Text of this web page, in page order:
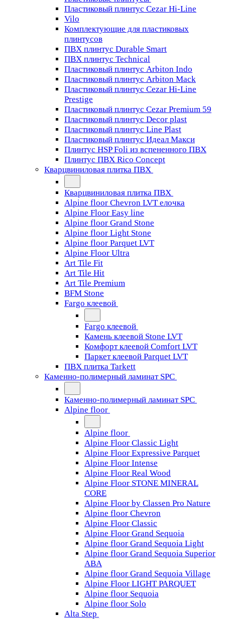
Пластиковый плинтус Cezar Hi-Line
Vilo
Комплектующие для пластиковых
плинтусов
ПВХ плинтус Durable Smart
ПВХ плинтус Technical
Пластиковый плинтус Arbiton Indo
Пластиковый плинтус Arbiton Mack
Пластиковый плинтус Cezar Hi-Line
Prestige
Пластиковый плинтус Cezar Premium 59
Пластиковый плинтус Decor plast
Пластиковый плинтус Line Plast
Пластиковый плинтус Идеал Макси
Плинтус HSP Foli из вспененного ПВХ
Плинтус ПВХ Rico Concept
Кварцвиниловая плитка ПВХ
Кварцвиниловая плитка ПВХ
Alpine floor Chevron LVT елочка
Alpine Floor Easy line
Alpine floor Grand Stone
Alpine floor Light Stone
Alpine floor Parquet LVT
Alpine Floor Ultra
Art Tile Fit
Art Tile Hit
Art Tile Premium
BFM Stone
Fargo клеевой
Fargo клеевой
Камень клеевой Stone LVT
Комфорт клеевой Comfort LVT
Паркет клеевой Parquet LVT
ПВХ плитка Tarkett
Каменно-полимерный ламинат SPC
Каменно-полимерный ламинат SPC
Alpine floor
Alpine floor
Alpine Floor Classic Light
Alpine Floor Expressive Parquet
Alpine Floor Intense
Alpine Floor Real Wood
Alpine Floor STONE MINERAL
CORE
Alpine Floor by Classen Pro Nature
Alpine floor Chevron
Alpine Floor Classic
Alpine Floor Grand Sequoia
Alpine floor Grand Sequoia Light
Alpine floor Grand Sequoia Superior
ABA
Alpine floor Grand Sequoia Village
Alpine Floor LIGHT PARQUET
Alpine floor Sequoia
Alpine floor Solo
Alta Step